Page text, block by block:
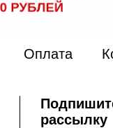
Оплата
рассылку